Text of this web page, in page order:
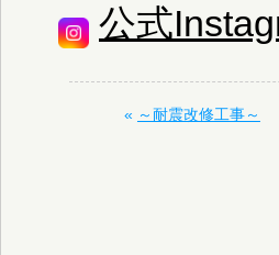
公式
« ～耐震改修工事～